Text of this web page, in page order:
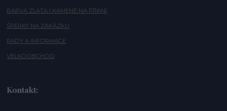
BARVA ZLATA I KAMENE NA PŘÁNÍ
ŠPERKY NA ZAKÁZKU
RADY A INFORMACE
VELKOOBCHOD
Kontakt: